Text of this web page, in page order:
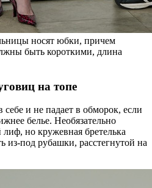
носят юбки, причем
быть короткими, длина
на топе
и не падает в обморок, если
белье. Необязательно
но кружевная бретелька
из-под рубашки, расстегнутой на